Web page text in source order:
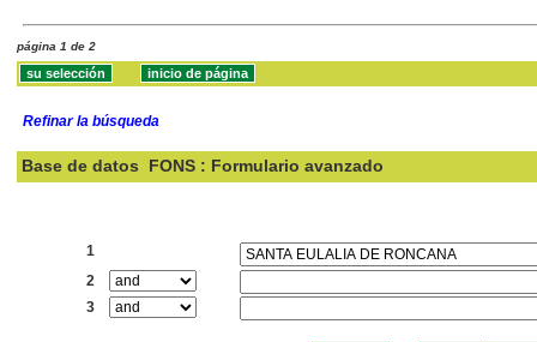
página 1 de 2
Refinar la búsqueda
Base de datos FONS : Formulario avanzado
1
2
3